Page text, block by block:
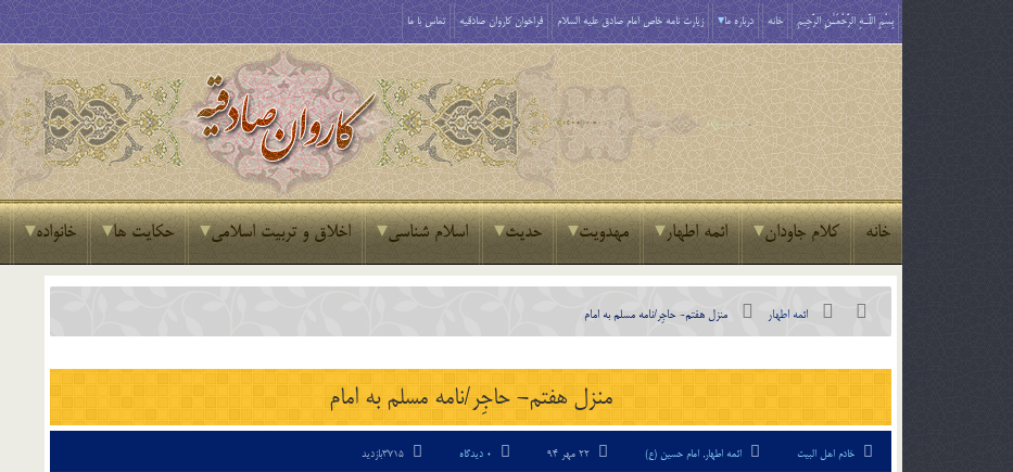
بِسْمِ اللَّـهِ الرَّحْمَـٰنِ الرَّحِيمِ خانه درباره ما زیارت نامه خاص امام صادق علیه السلام فراخوان کاروان صادقیه تماس با ما
خانه کلام جاودان ائمه اطهار مهدویت حدیث اسلام شناسی اخلاق و تربیت اسلامی حکایت ها خانواده
ائمه اطهار منزل هفتم- حاجِر/نامه مسلم به امام
منزل هفتم- حاجِر/نامه مسلم به امام
خادم اهل البیت ائمه اطهار, امام حسین (ع) 0 دیدگاه